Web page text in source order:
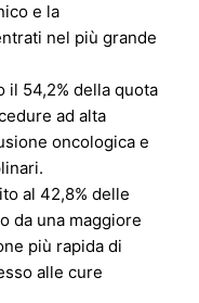
e la
nel più grande
il 54,2% della quota
ad alta
oncologica e
al 42,8% delle
da una maggiore
più rapida di
alle cure